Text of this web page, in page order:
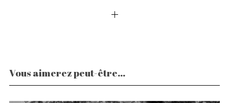
Vous aimerez peut-être...